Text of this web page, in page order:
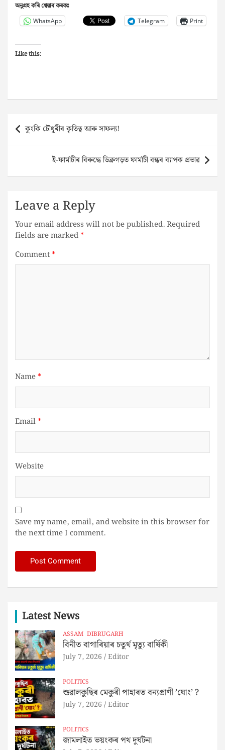
অনুগ্ৰহ কৰি শ্বেয়াৰ কৰকঃ
WhatsApp Telegram Print
Like this:
Post
navigation
কুংকি চৌধুৰীৰ কৃতিত্ব আৰু সাফল্য!
ই-ফাৰ্মাচীৰ বিৰুদ্ধে ডিব্ৰুগড়ত ফাৰ্মাচী বন্ধৰ ব্যাপক প্ৰভাৱ
Leave a Reply
Your email address will not be published.Required
fields are marked*
Comment*
Name*
Email*
Website
Save my name, email, and website in this browser for
the next time I comment.
Latest News
ASSAM DIBRUGARH
বিনীত বাগাৰিয়াৰ চতুৰ্থ মৃত্যু বাৰ্ষিকী
July 7, 2026 Editor
POLITICS
শুৱালকুছিৰ মেকুৰী পাহাৰত বন্যপ্ৰাণী ’ঘোং’ ?
July 7, 2026 Editor
POLITICS
জামলাইত ভয়ংকৰ পথ দুৰ্ঘটনা